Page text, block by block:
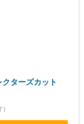
ターズカット
)